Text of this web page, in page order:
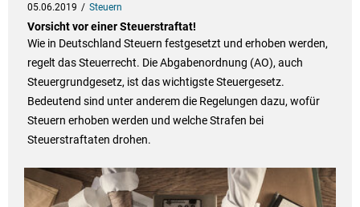
05.06.2019 Steuern
Vorsicht vor einer Steuerstraftat!
Wie in Deutschland Steuern festgesetzt und erhoben werden,
regelt das Steuerrecht. Die Abgabenordnung (AO), auch
Steuergrundgesetz, ist das wichtigste Steuergesetz.
Bedeutend sind unter anderem die Regelungen dazu, wofür
Steuern erhoben werden und welche Strafen bei
Steuerstraftaten drohen.